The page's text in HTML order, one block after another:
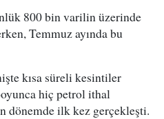
800 bin varilin üzerinde
Temmuz ayında bu
kısa süreli kesintiler
hiç petrol ithal
dönemde ilk kez gerçekleşti.